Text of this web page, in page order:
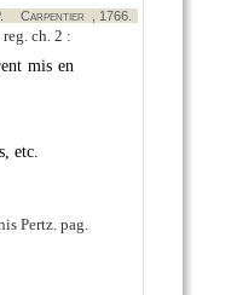
Carpentier , 1766.
ch. 2 :
mis en
etc.
Pertz. pag.